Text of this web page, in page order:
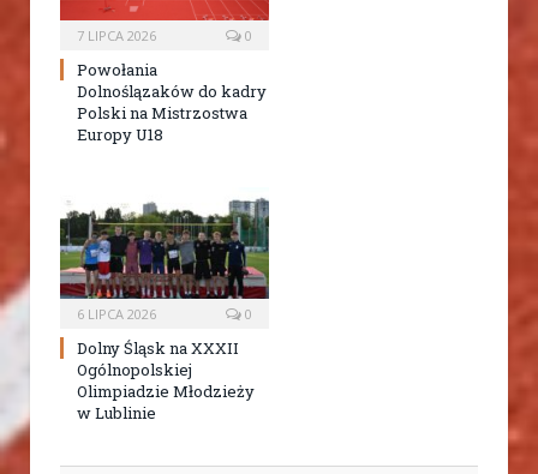
7 LIPCA 2026 0
Powołania
Dolnoślązaków do kadry
Polski na Mistrzostwa
Europy U18
6 LIPCA 2026 0
Dolny Śląsk na XXXII
Ogólnopolskiej
Olimpiadzie Młodzieży
w Lublinie